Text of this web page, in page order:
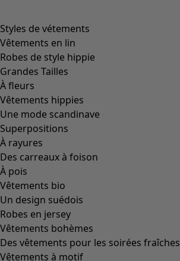
Styles de vétements
Vêtements en lin
Robes de style hippie
Grandes Tailles
À fleurs
Vêtements hippies
Une mode scandinave
Superpositions
À rayures
Des carreaux à foison
À pois
Vêtements bio
Un design suédois
Robes en jersey
Vêtements bohèmes
Des vêtements pour les soirées fraîches
Vêtements à motif